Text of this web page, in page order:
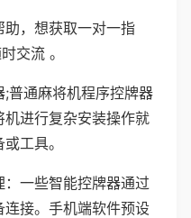
，想获取一对一指
交流 。
普通麻将机程序控牌器
进行复杂安装操作就
工具。
一些智能控牌器通过
接。手机端软件预设